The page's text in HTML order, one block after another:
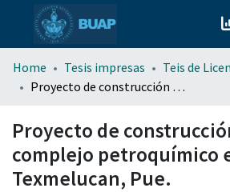
menu.section.about_menu
Home Tesis impresas
Teis de
Proyecto de construcción del complejo petroquímico en San Martín Texmelucan, Pue.
Proyecto de
complejo petroquímico
Texmelucan, Pue.